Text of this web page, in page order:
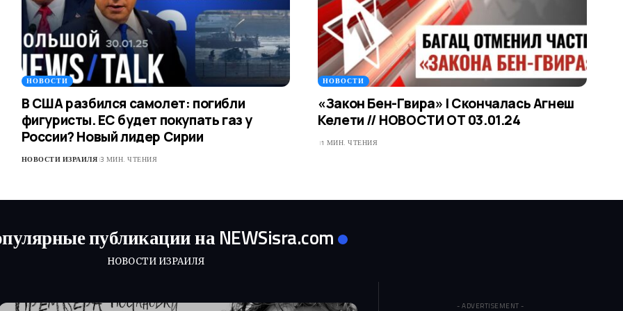
НОВОСТИ
В США разбился самолет: погибли
фигуристы. ЕС будет покупать газ у
России? Новый лидер Сирии
НОВОСТИ ИЗРАИЛЯ 3 МИН. ЧТЕНИЯ
НОВОСТИ
«Закон Бен-Гвира» | Скончалась Агнеш
Келети // НОВОСТИ ОТ 03.01.24
1 МИН. ЧТЕНИЯ
публикации на NEWSisra.com
НОВОСТИ ИЗРАИЛЯ
- ADVERTISEMENT -